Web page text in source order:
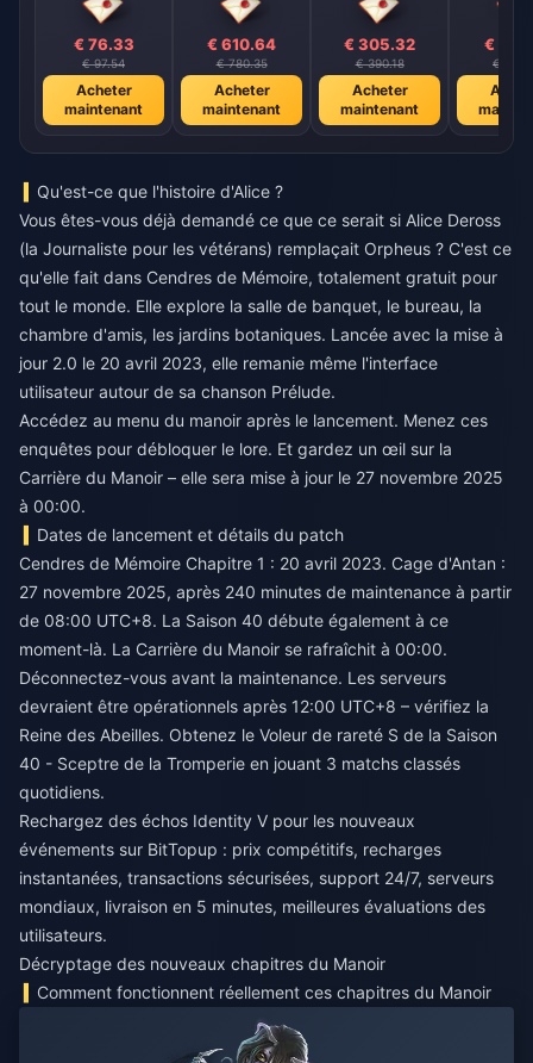
€ 76.33
€ 97.54
Acheter
maintenant
€ 610.64
€ 780.35
Acheter
maintenant
€ 305.32
€ 390.18
Acheter
maintenant
€
€
Qu'est-ce que l'histoire d'Alice ?
Vous êtes-vous déjà demandé ce que ce serait si Alice Deross
(la Journaliste pour les vétérans) remplaçait Orpheus ? C'est ce
qu'elle fait dans Cendres de Mémoire, totalement gratuit pour
tout le monde. Elle explore la salle de banquet, le bureau, la
chambre d'amis, les jardins botaniques. Lancée avec la mise à
jour 2.0 le 20 avril 2023, elle remanie même l'interface
utilisateur autour de sa chanson Prélude.
Accédez au menu du manoir après le lancement. Menez ces
enquêtes pour débloquer le lore. Et gardez un œil sur la
Carrière du Manoir – elle sera mise à jour le 27 novembre 2025
à 00:00.
Dates de lancement et détails du patch
Cendres de Mémoire Chapitre 1 : 20 avril 2023. Cage d'Antan :
27 novembre 2025, après 240 minutes de maintenance à partir
de 08:00 UTC+8. La Saison 40 débute également à ce
moment-là. La Carrière du Manoir se rafraîchit à 00:00.
Déconnectez-vous avant la maintenance. Les serveurs
devraient être opérationnels après 12:00 UTC+8 – vérifiez la
Reine des Abeilles. Obtenez le Voleur de rareté S de la Saison
40 - Sceptre de la Tromperie en jouant 3 matchs classés
quotidiens.
Rechargez des échos Identity V pour les nouveaux
événements sur BitTopup : prix compétitifs, recharges
instantanées, transactions sécurisées, support 24/7, serveurs
mondiaux, livraison en 5 minutes, meilleures évaluations des
utilisateurs.
Décryptage des nouveaux chapitres du Manoir
Comment fonctionnent réellement ces chapitres du Manoir